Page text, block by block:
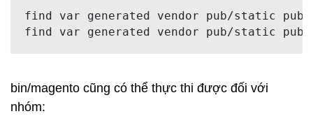
find var generated vendor pub/static
find var generated vendor pub/static
bin/magento cũng có thể thực thi được đối với
nhóm: